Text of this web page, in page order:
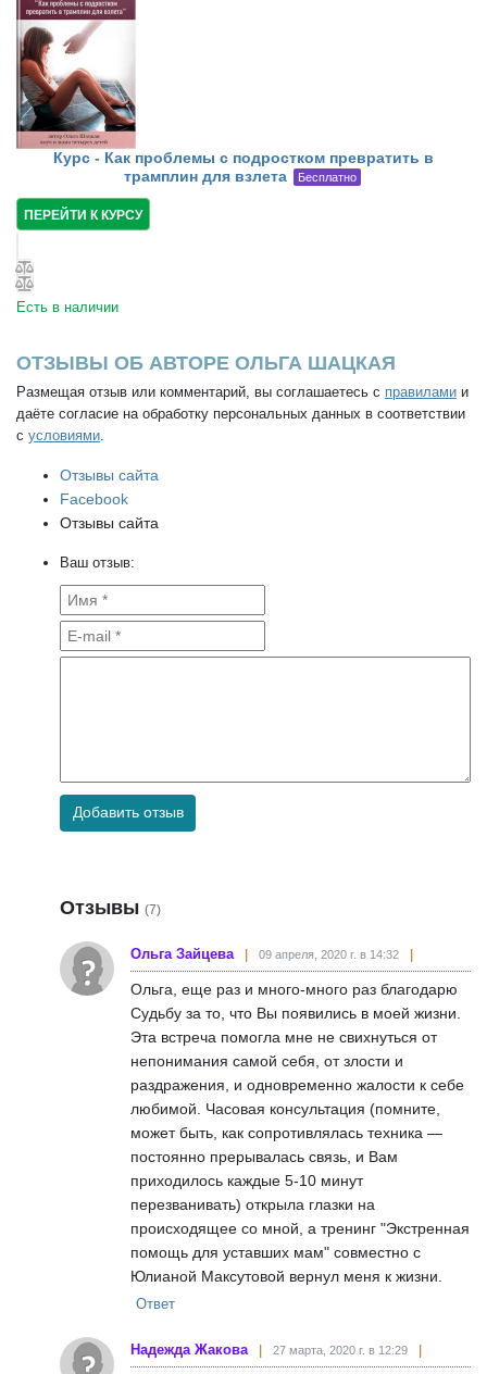
Курс - Как проблемы с подростком превратить в
трамплин для взлета
Бесплатно
ПЕРЕЙТИ К КУРСУ
Есть в наличии
ОТЗЫВЫ ОБ АВТОРЕ ОЛЬГА ШАЦКАЯ
Размещая отзыв или комментарий, вы соглашаетесь с правилами и
даёте согласие на обработку персональных данных в соответствии
с условиями.
Отзывы сайта
Facebook
Отзывы сайта
Ваш отзыв:
Добавить отзыв
Отзывы (7)
Ольга Зайцева 09 апреля, 2020 г. в 14:32
Ольга, еще раз и много-много раз благодарю
Судьбу за то, что Вы появились в моей жизни.
Эта встреча помогла мне не свихнуться от
непонимания самой себя, от злости и
раздражения, и одновременно жалости к себе
любимой. Часовая консультация (помните,
может быть, как сопротивлялась техника —
постоянно прерывалась связь, и Вам
приходилось каждые 5-10 минут
перезванивать) открыла глазки на
происходящее со мной, а тренинг "Экстренная
помощь для уставших мам" совместно с
Юлианой Максутовой вернул меня к жизни.
Ответ
Надежда Жакова 27 марта, 2020 г. в 12:29